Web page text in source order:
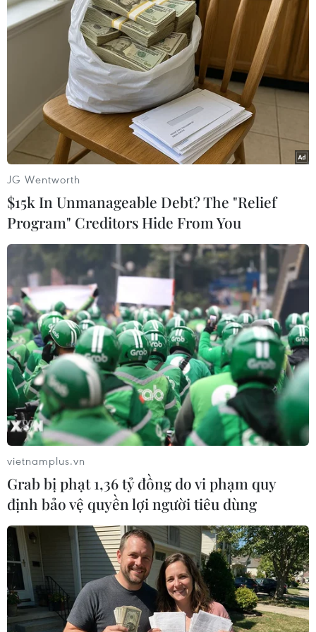
Căn cứ đồn trú lính Mỹ tại miền Tây Iraq
trúng rocket
07/01/2020 23:47
Hãng tin Reuters dẫn nguồn tin quan chức Mỹ giấu tên
cho hay hiện chưa có thông tin về tình hình thương vong
hay thiệt hại do vụ tấn công này.
JG Wentworth
$15k In Unmanageable Debt? The "Relief
Program" Creditors Hide From You
vietnamplus.vn
Grab bị phạt 1,36 tỷ đồng do vi phạm quy
định bảo vệ quyền lợi người tiêu dùng